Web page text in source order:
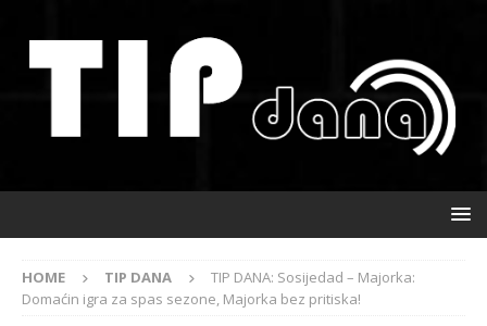
HOME TIP DANA
TIP DANA: Sosijedad – Majorka:
Domaćin igra za spas sezone, Majorka bez pritiska!